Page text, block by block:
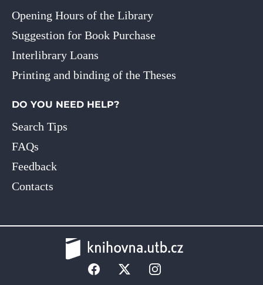
Opening Hours of the Library
Suggestion for Book Purchase
Interlibrary Loans
Printing and binding of the Theses
DO YOU NEED HELP?
Search Tips
FAQs
Feedback
Contacts